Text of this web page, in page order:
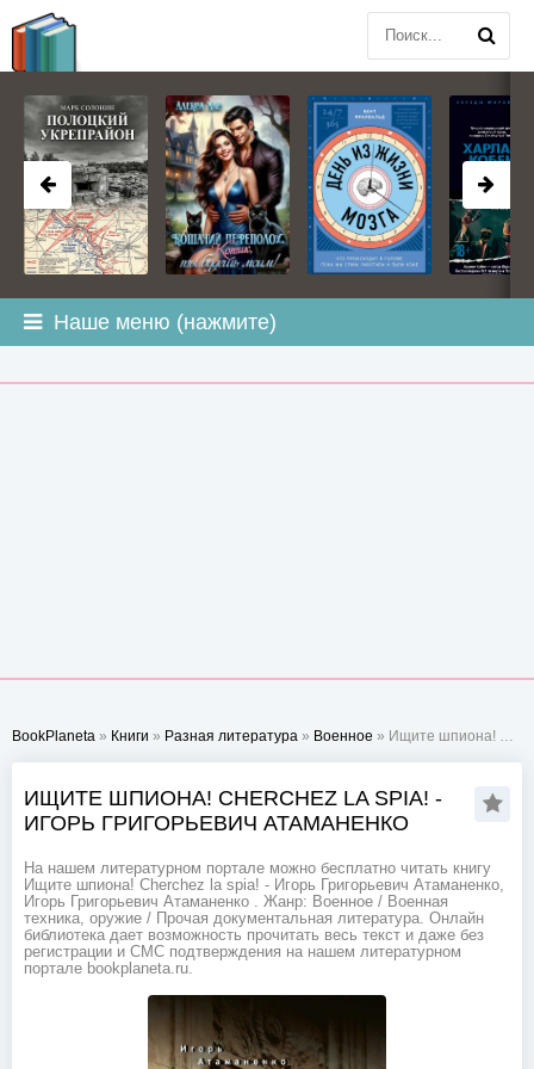
Наше меню (нажмите)
BookPlaneta » Книги » Разная литература » Военное » Ищите шпиона! Cherchez la spia! - Игорь Григорьевич Атаманенко
ИЩИТЕ ШПИОНА! CHERCHEZ LA SPIA! -
ИГОРЬ ГРИГОРЬЕВИЧ АТАМАНЕНКО
На нашем литературном портале можно бесплатно читать книгу
Ищите шпиона! Cherchez la spia! - Игорь Григорьевич Атаманенко,
Игорь Григорьевич Атаманенко . Жанр: Военное / Военная
техника, оружие / Прочая документальная литература. Онлайн
библиотека дает возможность прочитать весь текст и даже без
регистрации и СМС подтверждения на нашем литературном
портале bookplaneta.ru.
BOOKPLANETA.COM